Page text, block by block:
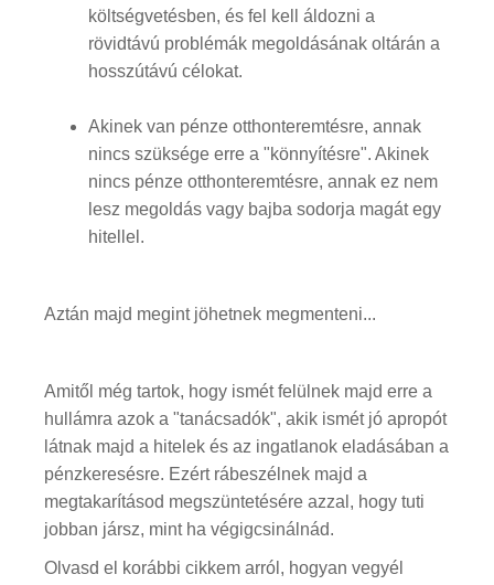
költségvetésben, és fel kell áldozni a
rövidtávú problémák megoldásának oltárán a
hosszútávú célokat.
Akinek van pénze otthonteremtésre, annak
nincs szüksége erre a "könnyítésre". Akinek
nincs pénze otthonteremtésre, annak ez nem
lesz megoldás vagy bajba sodorja magát egy
hitellel.
Aztán majd megint jöhetnek megmenteni...
Amitől még tartok, hogy ismét felülnek majd erre a
hullámra azok a "tanácsadók", akik ismét jó apropót
látnak majd a hitelek és az ingatlanok eladásában a
pénzkeresésre. Ezért rábeszélnek majd a
megtakarításod megszüntetésére azzal, hogy tuti
jobban jársz, mint ha végigcsinálnád.
Olvasd el korábbi cikkem arról, hogyan vegyél